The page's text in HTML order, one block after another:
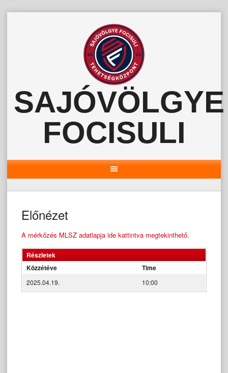
SAJÓVÖLGYE
FOCISULI
Előnézet
A mérkőzés MLSZ adatlapja ide kattintva megtekinthető.
Részletek
Közzétéve
Time
2025.04.19. 10:00